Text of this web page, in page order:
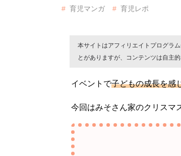
育児マンガ
育児レポ
本サイトはアフィリエイトプログラ
とがありますが、コンテンツは自主
イベントで子どもの成長を感
今回はみそさん家のクリスマ